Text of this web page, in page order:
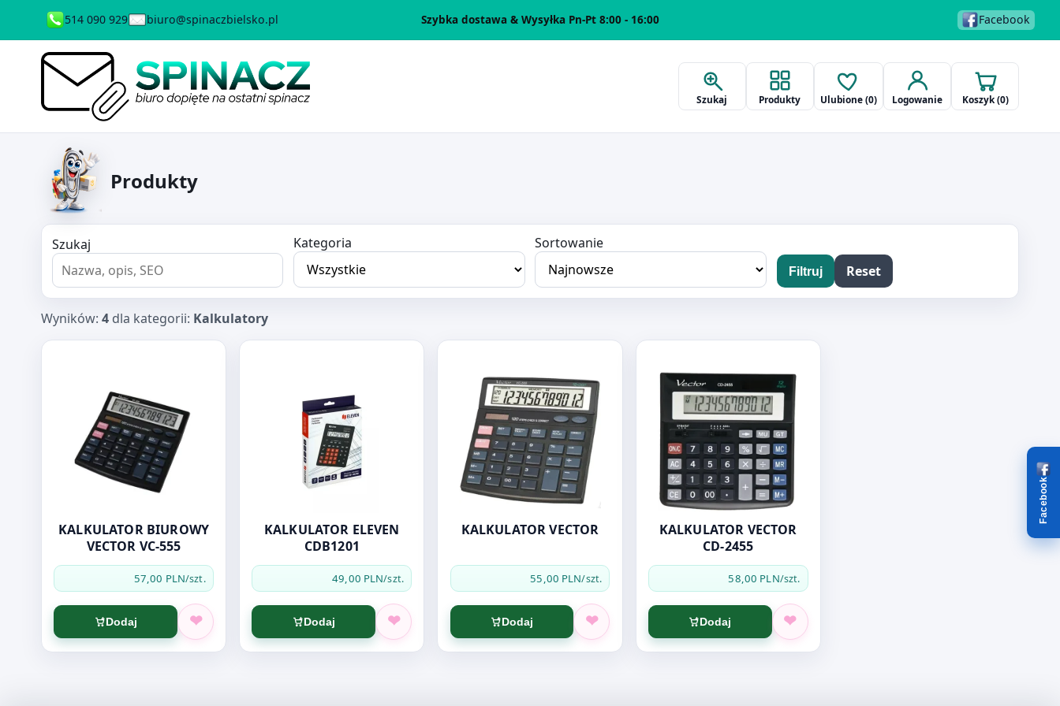
514 090 929 biuro@spinaczbielsko.pl Szybka dostawa & Wysyłka Pn-Pt 8:00 - 16:00 Facebook
Szukaj Produkty Ulubione (0) Logowanie Koszyk (0)
Produkty
Szukaj Kategoria Sortowanie
Filtruj Reset
Wyników: 4 dla kategorii: Kalkulatory
Otwórz produkt: KALKULATOR BIUROWY VECTOR VC-555
KALKULATOR BIUROWY
VECTOR VC-555
57,00 PLN/szt.
Dodaj
Otwórz produkt: KALKULATOR ELEVEN CDB1201
KALKULATOR ELEVEN
CDB1201
49,00 PLN/szt.
Dodaj
Otwórz produkt: KALKULATOR VECTOR
KALKULATOR VECTOR
55,00 PLN/szt.
Dodaj
Otwórz produkt: KALKULATOR VECTOR CD-2455
KALKULATOR VECTOR
CD-2455
58,00 PLN/szt.
Dodaj
Facebook